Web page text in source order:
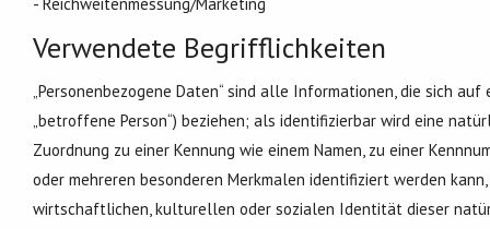
- Reichweitenmessung/Marketing
Verwendete Begrifflichkeiten
„Personenbezogene Daten“ sind alle Informationen, die sich
„betroffene Person“) beziehen; als identifizierbar wird eine
Zuordnung zu einer Kennung wie einem Namen, zu einer
oder mehreren besonderen Merkmalen identifiziert werden
wirtschaftlichen, kulturellen oder sozialen Identität dieser